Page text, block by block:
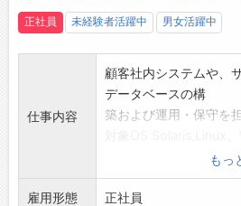
正社員 未経験者活躍中 男女活躍中
仕事内容
顧客社内システムや、
データベースの構
築および運用・保守を
【変更範囲:会社の定め
もっ
雇用形態 正社員